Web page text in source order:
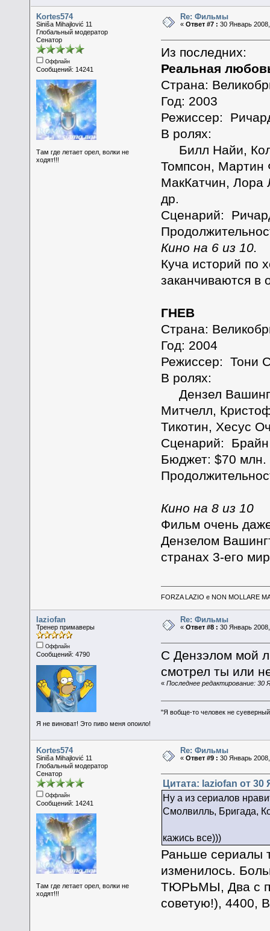
Kortes574
Siniša Mihajlović 11
Глобальный модератор
Сенатор
Оффлайн
Сообщений: 14241
Там где летает орел, волки не
ходят!!!
Re: Фильмы
«Ответ #7 : 30 Январь
Из последних:
Реальная
Страна:
Год: 2003
Режиссер:
В ролях:
Билл Найи,
Томпсон, Мартин
МакКатчин, Лора
др.
Сценарий:
Кино на 6 из 10.
Куча историй по
заканчиваются в
ГНЕВ
Страна:
Год: 2004
Режиссер: Тони
В ролях:
Дензел
Митчелл,
Тикотин, Хесус
Сценарий:
Бюджет: $70 млн.
Кино на 8 из 10
Фильм очень
Дензелом
странах 3-его
FORZA LAZIO e NON MOLLARE
laziofan
Тренер примаверы
Оффлайн
Сообщений: 4790
Я не виноват! Это пиво меня опоило!
Re: Фильмы
«Ответ #8 : 30 Январь
С Дензэлом мой
смотрел ты или
« Последнее редактирование: 30
"Я вобще-то человек не
Kortes574
Siniša Mihajlović 11
Глобальный модератор
Сенатор
Оффлайн
Сообщений: 14241
Там где летает орел, волки не
ходят!!!
Re: Фильмы
«Ответ #9 : 30 Январь
Цитата: laziofan от 30
Ну а из сериалов
Смолвилль, Бригада,
кажись все)))
Раньше сериалы
изменилось.
ТЮРЬМЫ, Два с
советую!), 4400,